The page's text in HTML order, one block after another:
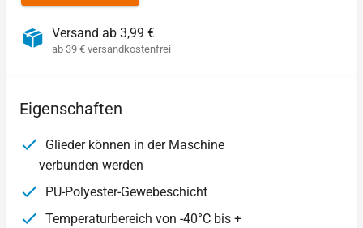
Versand ab 3,99 €
ab 39 € versandkostenfrei
Eigenschaften
Glieder können in der Maschine
verbunden werden
PU-Polyester-Gewebeschicht
Temperaturbereich von -40°C bis +